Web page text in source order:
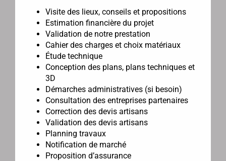
Visite des lieux, conseils et propositions
Estimation financière du projet
Validation de notre prestation
Cahier des charges et choix matériaux
Étude technique
Conception des plans, plans techniques et
3D
Démarches administratives (si besoin)
Consultation des entreprises partenaires
Correction des devis artisans
Validation des devis artisans
Planning travaux
Notification de marché
Proposition d’assurance